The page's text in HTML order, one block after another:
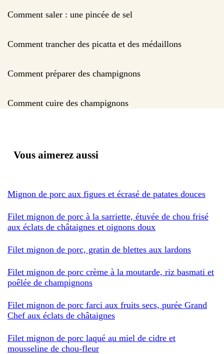
Comment saler : une pincée de sel
Comment trancher des picatta et des médaillons
Comment préparer des champignons
Comment cuire des champignons
Vous aimerez aussi
Mignon de porc aux figues et écrasé de patates douces
Filet mignon de porc à la sarriette, étuvée de chou frisé
aux éclats de châtaignes et oignons doux
Filet mignon de porc, gratin de blettes aux lardons
Filet mignon de porc crème à la moutarde, riz basmati et
poêlée de champignons
Filet mignon de porc farci aux fruits secs, purée Grand
Chef aux éclats de châtaignes
Filet mignon de porc laqué au miel de cidre et
mousseline de chou-fleur